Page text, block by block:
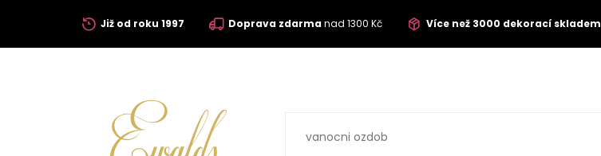
Již od roku 1997 Doprava zdarmanad 1300 Kč Více než 3000 dekorací skladem